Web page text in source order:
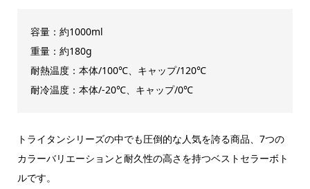
容量：約1000ml
重量：約180g
耐熱温度：本体/100℃、キャップ/120℃
耐冷温度：本体/-20℃、キャップ/0℃
トライタンシリーズの中でも圧倒的な人気を誇る商品、7つの
カラーバリエーションと耐久性の高さを持つベストセラーボト
ルです。